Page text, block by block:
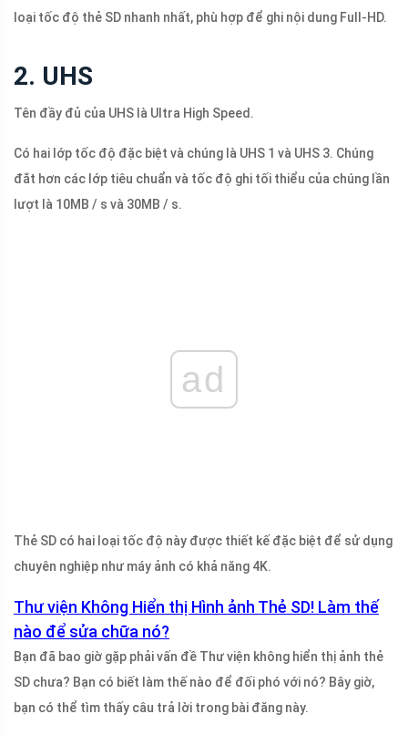
loại tốc độ thẻ SD nhanh nhất, phù hợp để ghi nội dung Full-HD.
2. UHS
Tên đầy đủ của UHS là Ultra High Speed.
Có hai lớp tốc độ đặc biệt và chúng là UHS 1 và UHS 3. Chúng
đắt hơn các lớp tiêu chuẩn và tốc độ ghi tối thiểu của chúng lần
lượt là 10MB / s và 30MB / s.
ad
Thẻ SD có hai loại tốc độ này được thiết kế đặc biệt để sử dụng
chuyên nghiệp như máy ảnh có khả năng 4K.
Thư viện Không Hiển thị Hình ảnh Thẻ SD! Làm thế
nào để sửa chữa nó?
Bạn đã bao giờ gặp phải vấn đề Thư viện không hiển thị ảnh thẻ
SD chưa? Bạn có biết làm thế nào để đối phó với nó? Bây giờ,
bạn có thể tìm thấy câu trả lời trong bài đăng này.